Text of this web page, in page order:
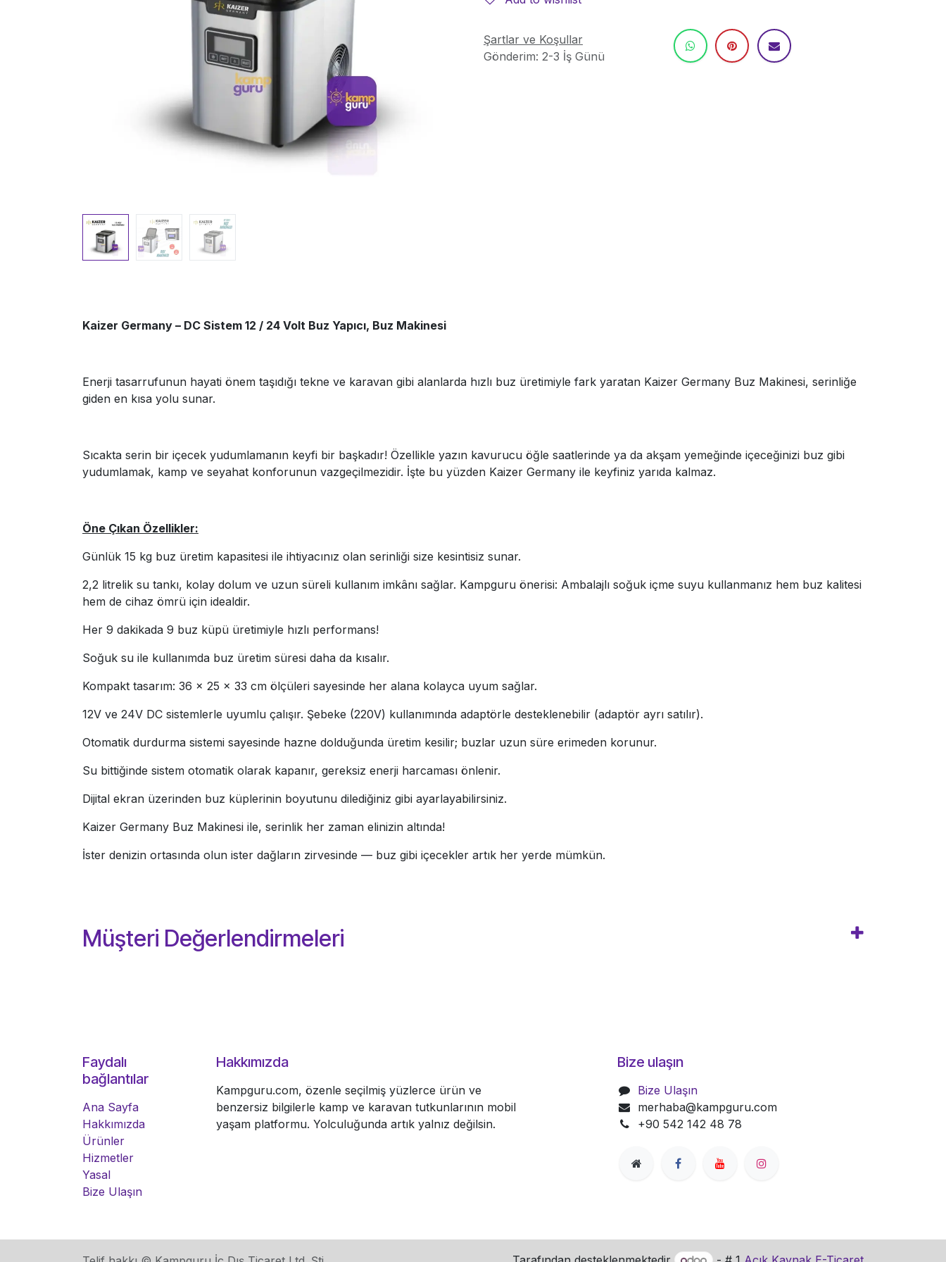
Şartlar ve Koşullar
Gönderim: 2-3 İş Günü
Kaizer Germany – DC Sistem 12 / 24 Volt Buz Yapıcı, Buz Makinesi
Enerji tasarrufunun hayati önem taşıdığı tekne ve karavan gibi alanlarda hızlı buz üretimiyle fark yaratan Kaizer Germany Buz Makinesi, serinliğe
giden en kısa yolu sunar.
Sıcakta serin bir içecek yudumlamanın keyfi bir başkadır! Özellikle yazın kavurucu öğle saatlerinde ya da akşam yemeğinde içeceğinizi buz gibi
yudumlamak, kamp ve seyahat konforunun vazgeçilmezidir. İşte bu yüzden Kaizer Germany ile keyfiniz yarıda kalmaz.
Öne Çıkan Özellikler:
Günlük 15 kg buz üretim kapasitesi ile ihtiyacınız olan serinliği size kesintisiz sunar.
2,2 litrelik su tankı, kolay dolum ve uzun süreli kullanım imkânı sağlar. Kampguru önerisi: Ambalajlı soğuk içme suyu kullanmanız hem buz kalitesi
hem de cihaz ömrü için idealdir.
Her 9 dakikada 9 buz küpü üretimiyle hızlı performans!
Soğuk su ile kullanımda buz üretim süresi daha da kısalır.
Kompakt tasarım: 36 × 25 × 33 cm ölçüleri sayesinde her alana kolayca uyum sağlar.
12V ve 24V DC sistemlerle uyumlu çalışır. Şebeke (220V) kullanımında adaptörle desteklenebilir (adaptör ayrı satılır).
Otomatik durdurma sistemi sayesinde hazne dolduğunda üretim kesilir; buzlar uzun süre erimeden korunur.
Su bittiğinde sistem otomatik olarak kapanır, gereksiz enerji harcaması önlenir.
Dijital ekran üzerinden buz küplerinin boyutunu dilediğiniz gibi ayarlayabilirsiniz.
Kaizer Germany Buz Makinesi ile, serinlik her zaman elinizin altında!
İster denizin ortasında olun ister dağların zirvesinde — buz gibi içecekler artık her yerde mümkün.
Müşteri Değerlendirmeleri
Faydalı
bağlantılar
Ana Sayfa
Hakkımızda
Ürünler
Hizmetler
Yasal
Bize Ulaşın
Hakkımızda
Kampguru.com, özenle seçilmiş yüzlerce ürün ve
benzersiz bilgilerle kamp ve karavan tutkunlarının mobil
yaşam platformu. Yolculuğunda artık yalnız değilsin.
Bize ulaşın
Bize Ulaşın
merhaba@kampguru.com
+90 542 142 48 78